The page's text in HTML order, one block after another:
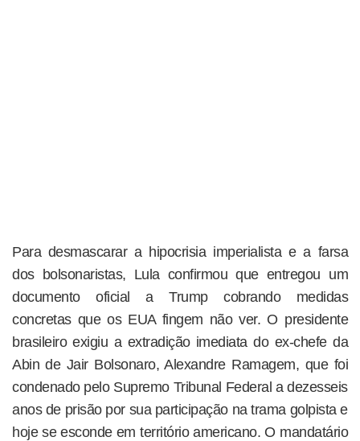
Para desmascarar a hipocrisia imperialista e a farsa
dos bolsonaristas, Lula confirmou que entregou um
documento oficial a Trump cobrando medidas
concretas que os EUA fingem não ver. O presidente
brasileiro exigiu a extradição imediata do ex-chefe da
Abin de Jair Bolsonaro, Alexandre Ramagem, que foi
condenado pelo Supremo Tribunal Federal a dezesseis
anos de prisão por sua participação na trama golpista e
hoje se esconde em território americano. O mandatário